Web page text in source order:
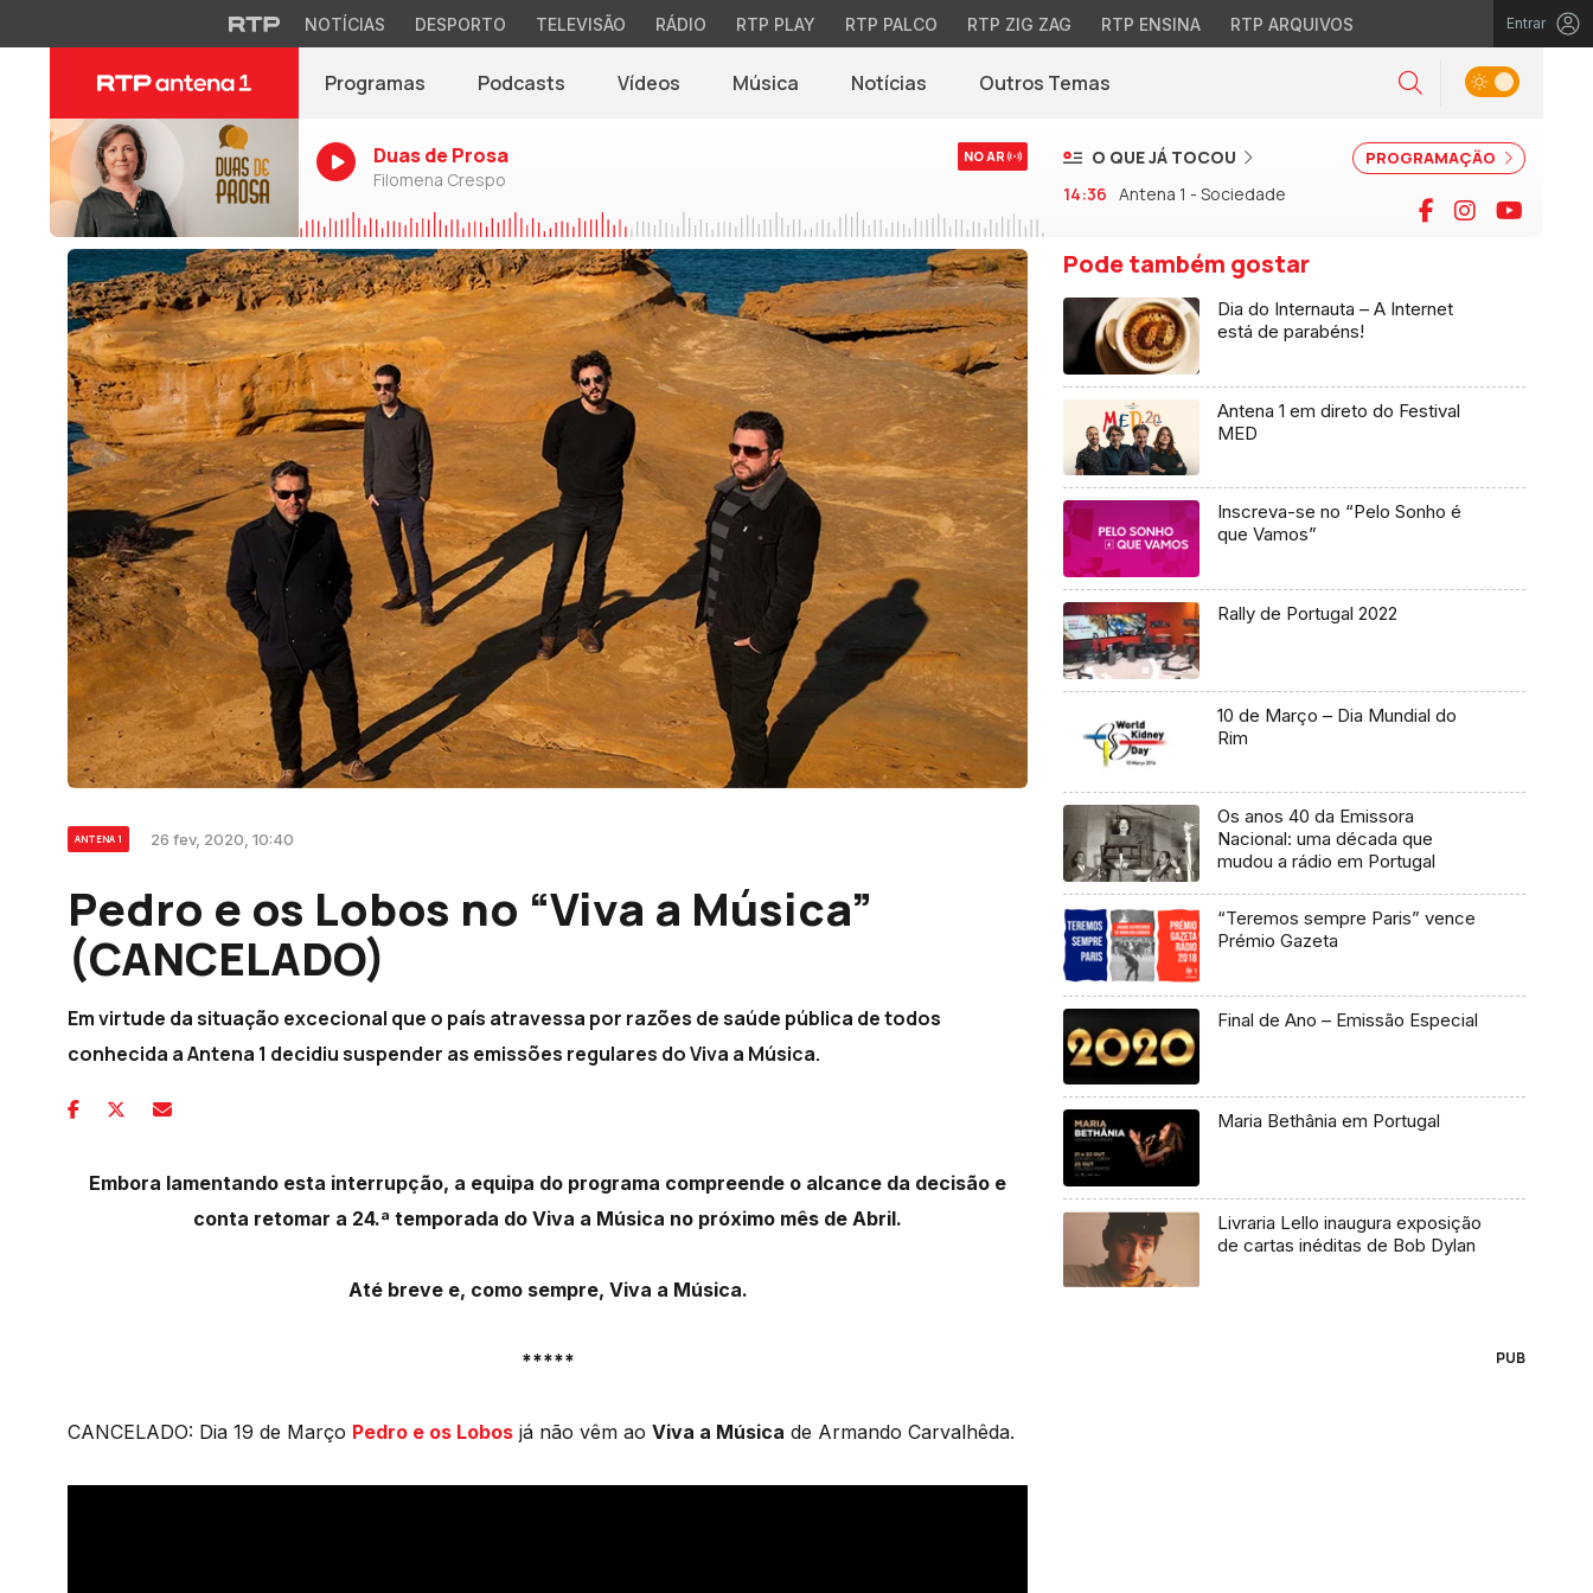
NOTÍCIAS DESPORTO TELEVISÃO RÁDIO RTP PLAY RTP PALCO RTP ZIG ZAG RTP ENSINA RTP ARQUIVOS Entrar
Programas Podcasts Vídeos Música Notícias(abre em nova janela)
Outros Temas Pesquisar
Alternar tema
Duas de Prosa
Filomena Crespo
NO AR PROGRAMAÇÃO
O QUE JÁ TOCOU
14:36 Antena 1 - Sociedade Facebook
Instagram
ANTENA 1 26 fev, 2020, 10:40
Pedro e os Lobos no “Viva a Música”
(CANCELADO)
Em virtude da situação excecional que o país atravessa por razões de saúde pública de todos
conhecida a Antena 1 decidiu suspender as emissões regulares do Viva a Música.
Embora lamentando esta interrupção, a equipa do programa compreende o alcance da decisão e
conta retomar a 24.ª temporada do Viva a Música no próximo mês de Abril.
Até breve e, como sempre, Viva a Música.
*****
CANCELADO: Dia 19 de Março Pedro e os Lobos já não vêm ao Viva a Música de Armando Carvalhêda.
Pode também gostar
Dia do Internauta – A Internet
está de parabéns!
Antena 1 em direto do Festival
MED
Inscreva-se no “Pelo Sonho é
que Vamos”
Rally de Portugal 2022
10 de Março – Dia Mundial do
Rim
Os anos 40 da Emissora
Nacional: uma década que
mudou a rádio em Portugal
“Teremos sempre Paris” vence
Prémio Gazeta
Final de Ano – Emissão Especial
Maria Bethânia em Portugal
Livraria Lello inaugura exposição
de cartas inéditas de Bob Dylan
PUB